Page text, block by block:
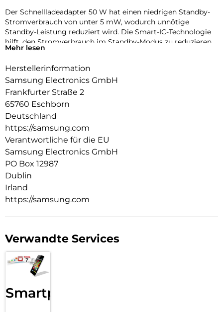
Der Schnellladeadapter 50 W hat einen niedrigen Standby-
Stromverbrauch von unter 5 mW, wodurch unnötige
Standby-Leistung reduziert wird. Die Smart-IC-Technologie
hilft, den Stromverbrauch im Standby-Modus zu reduzieren.
Smartphone oder jedes andere USB-C-kompatible Gerät
schnell auf.
Der Schnellladeadapter Duo 50 Watt bietet Schutz vor
Überstrom, Überhitzung und Kurzschlüssen und sorgt so für
ein sorgenfreies Ladeerlebnis.
Mehr lesen
Herstellerinformation
Samsung Electronics GmbH
Frankfurter Straße 2
65760 Eschborn
Deutschland
https://samsung.com
Verantwortliche für die EU
Samsung Electronics GmbH
PO Box 12987
Dublin
Irland
https://samsung.com
Verwandte Services
Smartphone